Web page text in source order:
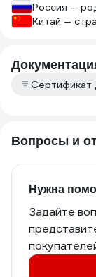
Россия —
Китай —
Сертификат
Вопросы и
Нужна
Задайте